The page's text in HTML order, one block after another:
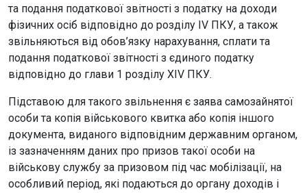
та подання податкової звітності з податку на доходи
фізичних осіб відповідно до розділу IV ПКУ, а також
звільняються від обов’язку нарахування, сплати та
подання податкової звітності з єдиного податку
відповідно до глави 1 розділу XIV ПКУ.
Підставою для такого звільнення є заява самозайнятої
особи та копія військового квитка або копія іншого
документа, виданого відповідним державним органом,
із зазначенням даних про призов такої особи на
військову службу за призовом під час мобілізації, на
особливий період, які подаються до органу доходів і